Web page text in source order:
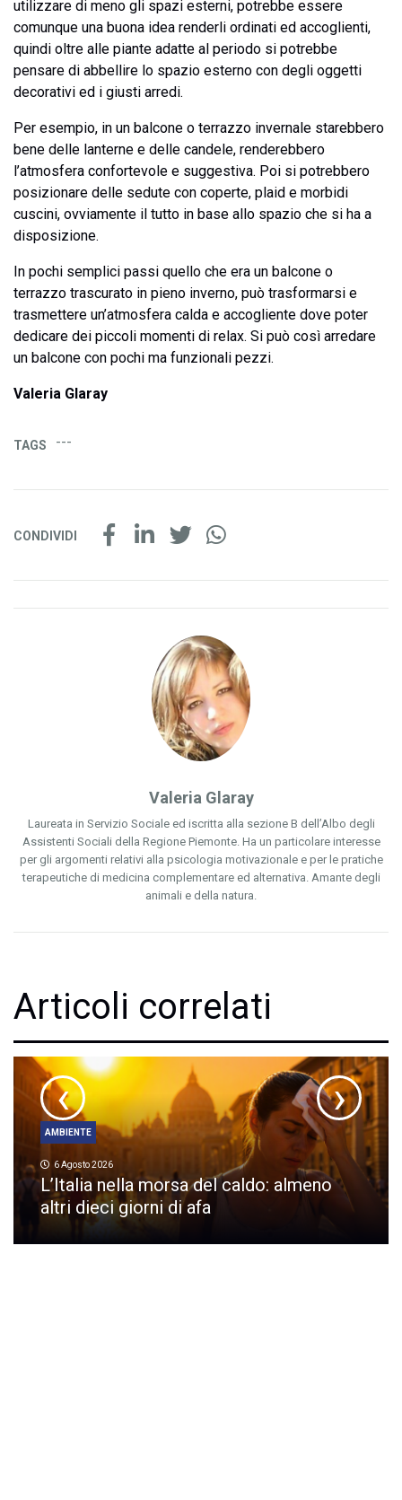
utilizzare di meno gli spazi esterni, potrebbe essere
comunque una buona idea renderli ordinati ed accoglienti,
quindi oltre alle piante adatte al periodo si potrebbe
pensare di abbellire lo spazio esterno con degli oggetti
decorativi ed i giusti arredi.
Per esempio, in un balcone o terrazzo invernale starebbero
bene delle lanterne e delle candele, renderebbero
l’atmosfera confortevole e suggestiva. Poi si potrebbero
posizionare delle sedute con coperte, plaid e morbidi
cuscini, ovviamente il tutto in base allo spazio che si ha a
disposizione.
In pochi semplici passi quello che era un balcone o
terrazzo trascurato in pieno inverno, può trasformarsi e
trasmettere un’atmosfera calda e accogliente dove poter
dedicare dei piccoli momenti di relax. Si può così arredare
un balcone con pochi ma funzionali pezzi.
Valeria Glaray
TAGS ---
CONDIVIDI
Valeria Glaray
Laureata in Servizio Sociale ed iscritta alla sezione B dell’Albo degli
Assistenti Sociali della Regione Piemonte. Ha un particolare interesse
per gli argomenti relativi alla psicologia motivazionale e per le pratiche
terapeutiche di medicina complementare ed alternativa. Amante degli
animali e della natura.
Articoli correlati
AMBIENTE
6 Agosto 2026
L’Italia nella morsa del caldo: almeno
altri dieci giorni di afa
‹ ›